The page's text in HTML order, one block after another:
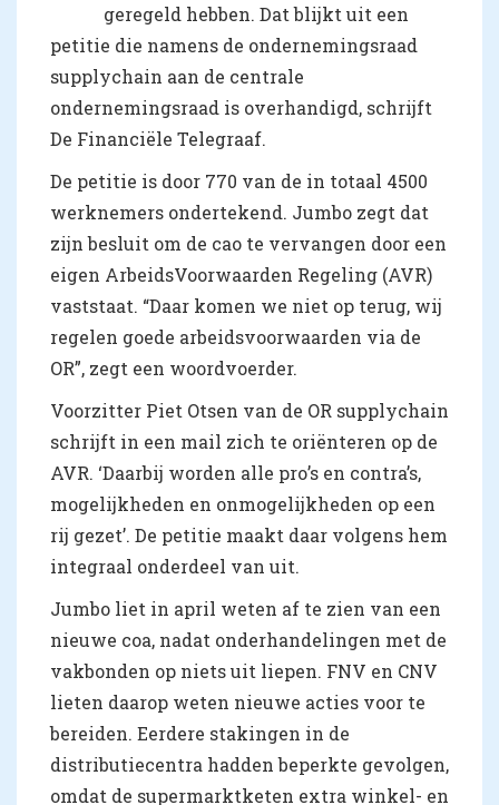
geregeld hebben. Dat blijkt uit een
petitie die namens de ondernemingsraad
supplychain aan de centrale
ondernemingsraad is overhandigd, schrijft
De Financiële Telegraaf.
De petitie is door 770 van de in totaal 4500
werknemers ondertekend. Jumbo zegt dat
zijn besluit om de cao te vervangen door een
eigen ArbeidsVoorwaarden Regeling (AVR)
vaststaat. “Daar komen we niet op terug, wij
regelen goede arbeidsvoorwaarden via de
OR”, zegt een woordvoerder.
Voorzitter Piet Otsen van de OR supplychain
schrijft in een mail zich te oriënteren op de
AVR. ‘Daarbij worden alle pro’s en contra’s,
mogelijkheden en onmogelijkheden op een
rij gezet’. De petitie maakt daar volgens hem
integraal onderdeel van uit.
Jumbo liet in april weten af te zien van een
nieuwe coa, nadat onderhandelingen met de
vakbonden op niets uit liepen. FNV en CNV
lieten daarop weten nieuwe acties voor te
bereiden. Eerdere stakingen in de
distributiecentra hadden beperkte gevolgen,
omdat de supermarktketen extra winkel- en